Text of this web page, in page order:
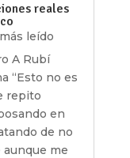
reales
leído
A Rubí
“Esto no es
repito
en
de no
me